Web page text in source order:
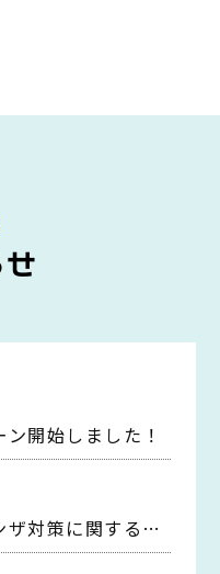
開始しました！
ザ対策に関するお